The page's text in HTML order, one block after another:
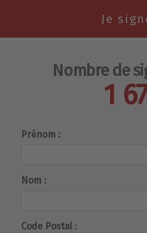
Nombre de
1
Prénom :
Nom :
Code Postal :